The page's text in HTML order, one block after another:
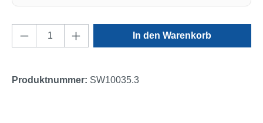
Produkt Anzahl: Gib den gewünschten
In den Warenkorb
Produktnummer: SW10035.3